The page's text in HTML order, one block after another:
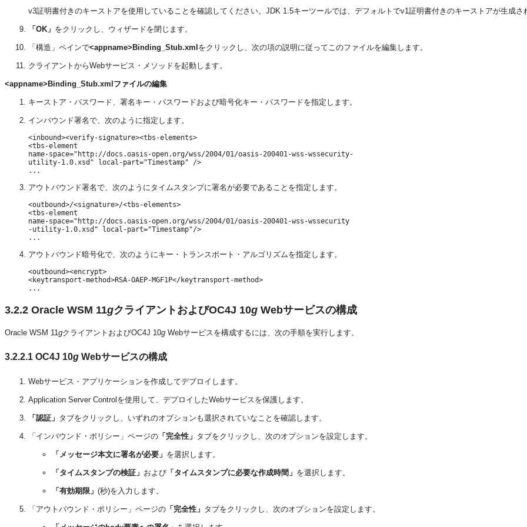
v3証明書付きのキーストアを使用していることを確認してください。JDK 1.5キーツールでは、デフォルトでv1証明書付きのキーストアが生成さ
「OK」 をクリックし、ウィザードを閉じます。
「構造」ペインで<appname>Binding_Stub.xmlをクリックし、次の項の説明に従ってこのファイルを編集します。
クライアントからWebサービス・メソッドを起動します。
<appname>Binding_Stub.xmlファイルの編集
キーストア・パスワード、署名キー・パスワードおよび暗号化キー・パスワードを指定します。
インバウンド署名で、次のように指定します。
<inbound><verify-signature><tbs-elements>
<tbs-element
name-space="http://docs.oasis-open.org/wss/2004/01/oasis-200401-wss-wssecurity-
utility-1.0.xsd" local-part="Timestamp" />
アウトバウンド署名で、次のようにタイムスタンプに署名が必要であることを指定します。
<outbound>/<signature>/<tbs-elements>
<tbs-element
name-space="http://docs.oasis-open.org/wss/2004/01/oasis-200401-wss-wssecurity
-utility-1.0.xsd" local-part="Timestamp"/>
アウトバウンド暗号化で、次のようにキー・トランスポート・アルゴリズムを指定します。
<outbound><encrypt>
<keytransport-method>RSA-OAEP-MGF1P</keytransport-method>
3.2.2 Oracle WSM 11gクライアントおよびOC4J 10g Webサービスの構成
Oracle WSM 11gクライアントおよびOC4J 10g Webサービスを構成するには、次の手順を実行します。
3.2.2.1 OC4J 10g Webサービスの構成
Webサービス・アプリケーションを作成してデプロイします。
Application Server Controlを使用して、デプロイしたWebサービスを保護します。
「認証」 タブをクリックし、いずれのオプションも選択されていなことを確認します。
「インバウンド・ポリシー」ページの 「完全性」 タブをクリックし、次のオプションを設定します。
「メッセージ本文に署名が必要」 を選択します。
「タイムスタンプの検証」 および 「タイムスタンプに必要な作成時間」 を選択します。
「有効期限」 (秒)を入力します。
「アウトバウンド・ポリシー」ページの 「完全性」 タブをクリックし、次のオプションを設定します。